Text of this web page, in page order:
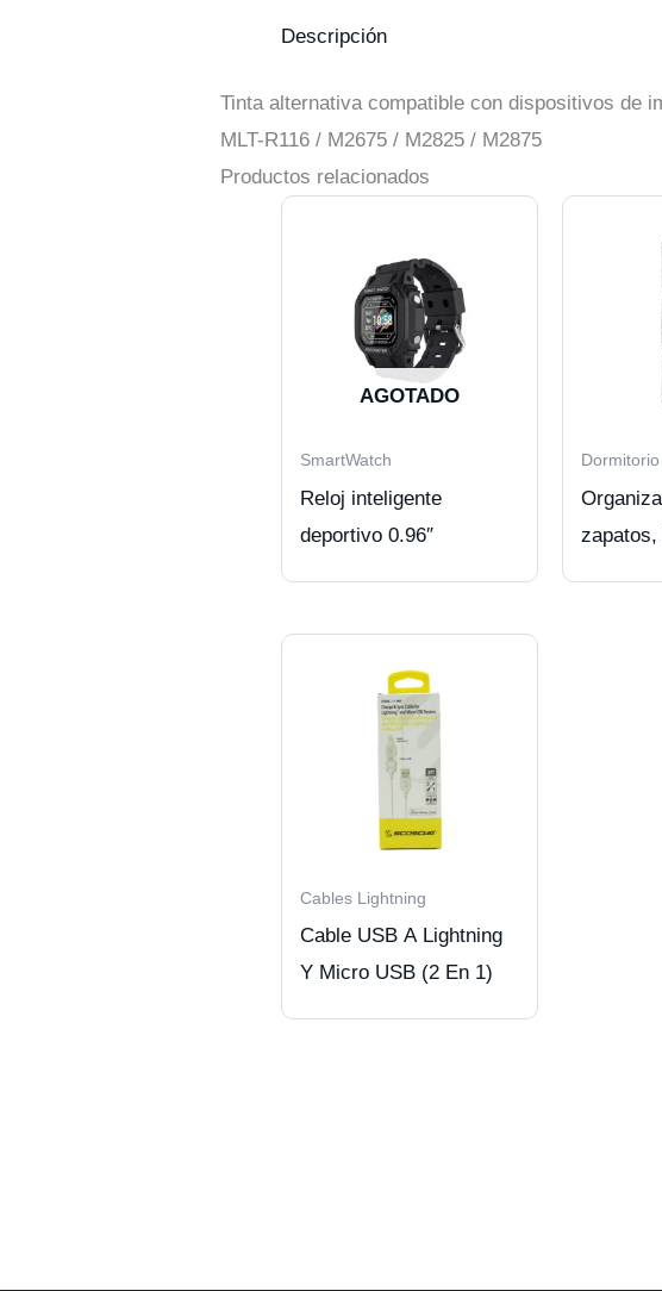
Descripción
Tinta alternativa compatible con dispositivos de
MLT-R116 / M2675 / M2825 / M2875
Productos relacionados
AGOTADO
SmartWatch
Reloj inteligente
deportivo 0.96″
Dormitorio
zapatos,
Cables Lightning
Cable USB A Lightning
Y Micro USB (2 En 1)